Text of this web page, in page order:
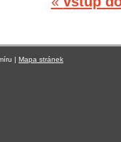
| Mapa stránek